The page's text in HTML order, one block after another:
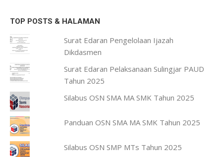
TOP POSTS & HALAMAN
Surat Edaran Pengelolaan Ijazah
Dikdasmen
Surat Edaran Pelaksanaan Sulingjar PAUD
Tahun 2025
Silabus OSN SMA MA SMK Tahun 2025
Panduan OSN SMA MA SMK Tahun 2025
Silabus OSN SMP MTs Tahun 2025